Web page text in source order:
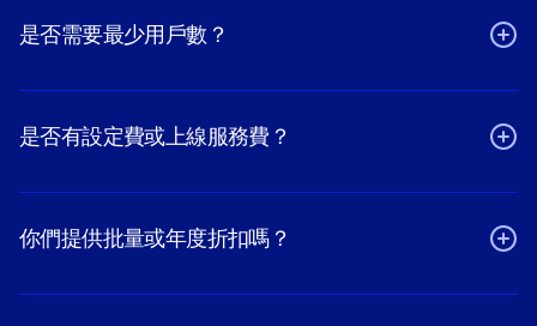
是否需要最少用戶數？
是否有設定費或上線服務費？
你們提供批量或年度折扣嗎？